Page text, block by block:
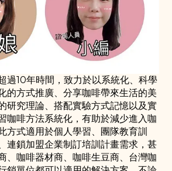
過10年時間，致力於以系統化、科學
的方式推廣、分享咖啡帶來生活的美
研究理論、搭配實驗方式記憶以及實
咖啡方法系統化，有助於減少進入咖
方式適用於個人學習、團隊教育訓
連鎖加盟企業制訂培訓計畫需求，甚
、咖啡器材商、咖啡生豆商、台灣咖